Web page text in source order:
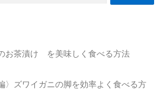
お茶漬け を美味しく食べる方法
〉ズワイガニの脚を効率よく食べる方